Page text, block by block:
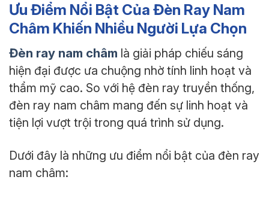
Ưu Điểm Nổi Bật Của Đèn Ray Nam
Châm Khiến Nhiều Người Lựa Chọn
Đèn ray nam châm là giải pháp chiếu sáng
hiện đại được ưa chuộng nhờ tính linh hoạt và
thẩm mỹ cao. So với hệ đèn ray truyền thống,
đèn ray nam châm mang đến sự linh hoạt và
tiện lợi vượt trội trong quá trình sử dụng.
Dưới đây là những ưu điểm nổi bật của đèn ray
nam châm: